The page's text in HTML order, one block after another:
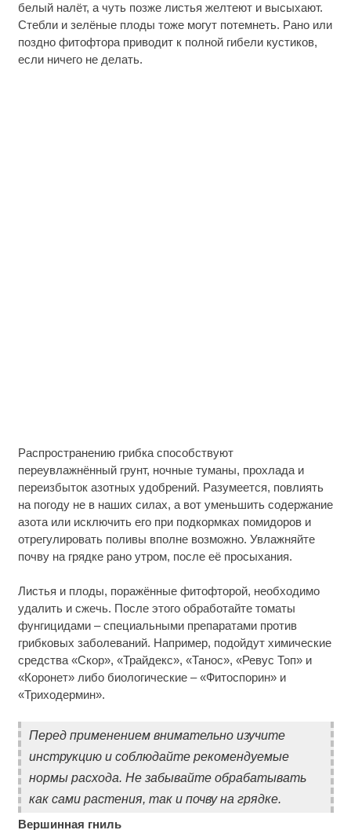
белый налёт, а чуть позже листья желтеют и высыхают.
Стебли и зелёные плоды тоже могут потемнеть. Рано или
поздно фитофтора приводит к полной гибели кустиков,
если ничего не делать.
Распространению грибка способствуют
переувлажнённый грунт, ночные туманы, прохлада и
переизбыток азотных удобрений. Разумеется, повлиять
на погоду не в наших силах, а вот уменьшить содержание
азота или исключить его при подкормках помидоров и
отрегулировать поливы вполне возможно. Увлажняйте
почву на грядке рано утром, после её просыхания.
Листья и плоды, поражённые фитофторой, необходимо
удалить и сжечь. После этого обработайте томаты
фунгицидами – специальными препаратами против
грибковых заболеваний. Например, подойдут химические
средства «Скор», «Трайдекс», «Танос», «Ревус Топ» и
«Коронет» либо биологические – «Фитоспорин» и
«Триходермин».
Перед применением внимательно изучите
инструкцию и соблюдайте рекомендуемые
нормы расхода. Не забывайте обрабатывать
как сами растения, так и почву на грядке.
Вершинная гниль